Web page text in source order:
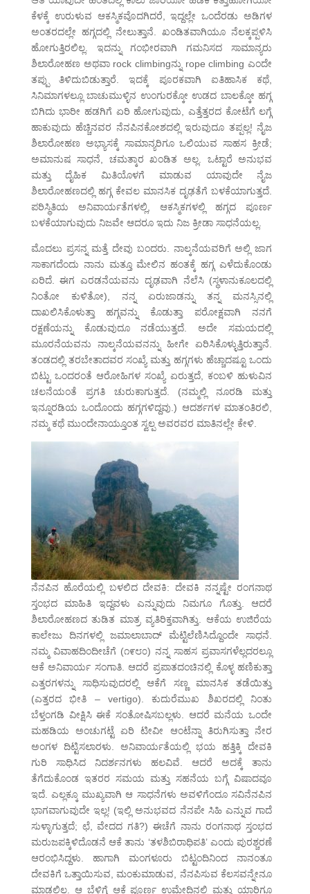
ಕೆಳಕ್ಕೆ ಉರುಳುವ ಆಕಸ್ಮಿಕವೊದಗಿದರೆ, ಇದ್ದಲ್ಲೇ ಒಂದೆರಡು ಅಡಿಗಳ
ಅಂತರದಲ್ಲೇ ಹಗ್ಗದಲ್ಲಿ ನೇಲುತ್ತಾನೆ. ಖಂಡಿತವಾಗಿಯೂ ನೆಲಕ್ಕಪ್ಪಳಿಸಿ
ಹೋಗುತ್ತಿರಲಿಲ್ಲ. ಇದನ್ನು ಗಂಭೀರವಾಗಿ ಗಮನಿಸದ ಸಾಮಾನ್ಯರು
ಶಿಲಾರೋಹಣ ಅಥವಾ rock climbingನ್ನು rope climbing ಎಂದೇ
ತಪ್ಪು ತಿಳಿದುಬಿಡುತ್ತಾರೆ. ಇದಕ್ಕೆ ಪೂರಕವಾಗಿ ಐತಿಹಾಸಿಕ ಕಥೆ,
ಸಿನಿಮಾಗಳಲ್ಲೂ ಬಾಚುಮುಳ್ಳಿನ ಉಂಗುರಕ್ಕೋ ಉಡದ ಬಾಲಕ್ಕೋ ಹಗ್ಗ
ಬಿಗಿದು ಭಾರೀ ಹಡಗಿಗೆ ಏರಿ ಹೋಗುವುದು, ಎತ್ತೆತ್ತರದ ಕೋಟೆಗೆ ಲಗ್ಗೆ
ಹಾಕುವುದು ಹೆಚ್ಚಿನವರ ನೆನಪಿನಕೋಶದಲ್ಲಿ ಇರುವುದೂ ತಪ್ಪಲ್ಲ! ನೈಜ
ಶಿಲಾರೋಹಣ ಅಭ್ಯಾಸಕ್ಕೆ ಸಾಮಾನ್ಯರಿಗೂ ಒಲಿಯುವ ಸಾಹಸ ಕ್ರೀಡೆ;
ಅಮಾನುಷ ಸಾಧನೆ, ಚಮತ್ಕಾರ ಖಂಡಿತ ಅಲ್ಲ. ಒಟ್ಟಾರೆ ಅನುಭವ
ಮತ್ತು ದೈಹಿಕ ಮಿತಿಯೊಳಗೆ ಮಾಡುವ ಯಾವುದೇ ನೈಜ
ಶಿಲಾರೋಹಣದಲ್ಲಿ ಹಗ್ಗ ಕೇವಲ ಮಾನಸಿಕ ದೃಢತೆಗೆ ಬಳಕೆಯಾಗುತ್ತದೆ.
ಪರಿಸ್ಥಿತಿಯ ಅನಿವಾರ್ಯತೆಗಳಲ್ಲಿ, ಆಕಸ್ಮಿಕಗಳಲ್ಲಿ ಹಗ್ಗದ ಪೂರ್ಣ
ಬಳಕೆಯಾಗುವುದು ನಿಜವೇ ಆದರೂ ಇದು ನಿಜ ಕ್ರೀಡಾ ಸಾಧನೆಯಲ್ಲ.
ಮೊದಲು ಪ್ರಸನ್ನ ಮತ್ತೆ ದೇವು ಬಂದರು. ನಾಲ್ಕನೆಯವರಿಗೆ ಅಲ್ಲಿ ಜಾಗ
ಸಾಕಾಗದೆಂದು ನಾನು ಮತ್ತೂ ಮೇಲಿನ ಹಂತಕ್ಕೆ ಹಗ್ಗ ಎಳೆದುಕೊಂಡು
ಏರಿದೆ. ಈಗ ಎರಡನೆಯವನು ದೃಢವಾಗಿ ನೆಲೆಸಿ (ಸ್ಥಳಾನುಕೂಲದಲ್ಲಿ
ನಿಂತೋ ಕುಳಿತೋ), ನನ್ನ ಏರುಜಾಡನ್ನು ತನ್ನ ಮನಸ್ಸಿನಲ್ಲಿ
ದಾಖಲಿಸಿಕೊಳುತ್ತಾ ಹಗ್ಗವನ್ನು ಕೊಡುತ್ತಾ ಪರೋಕ್ಷವಾಗಿ ನನಗೆ
ರಕ್ಷಣೆಯನ್ನು ಕೊಡುವುದೂ ನಡೆಯುತ್ತದೆ. ಅದೇ ಸಮಯದಲ್ಲಿ
ಮೂರನೆಯವನು ನಾಲ್ಕನೆಯವನನ್ನು ಹೀಗೇ ಏರಿಸಿಕೊಳ್ಳುತ್ತಿರುತ್ತಾನೆ.
ತಂಡದಲ್ಲಿ ತರಬೇತಾದವರ ಸಂಖ್ಯೆ ಮತ್ತು ಹಗ್ಗಗಳು ಹೆಚ್ಚಾದಷ್ಟೂ ಒಂದು
ಬಿಟ್ಟು ಒಂದರಂತೆ ಆರೋಹಿಗಳ ಸಂಖ್ಯೆ ಏರುತ್ತದೆ, ಕಂಬಳಿ ಹುಳುವಿನ
ಚಲನೆಯಂತೆ ಪ್ರಗತಿ ಚುರುಕಾಗುತ್ತದೆ. (ನಮ್ಮಲ್ಲಿ ನೂರಡಿ ಮತ್ತು
ಇನ್ನೂರಡಿಯ ಒಂದೊಂದು ಹಗ್ಗಗಳಿದ್ದವು.) ಆದರ್ಶಗಳ ಮಾತಂತಿರಲಿ,
ನಮ್ಮ ಕಥೆ ಮುಂದೇನಾಯ್ತೂಂತ ಸ್ವಲ್ಪ ಅವರವರ ಮಾತಿನಲ್ಲೇ ಕೇಳಿ.
ನೆನಪಿನ ಹೊರೆಯಲ್ಲಿ ಬಳಲಿದ ದೇವಕಿ: ದೇವಕಿ ನನ್ನಷ್ಟೇ ರಂಗನಾಥ
ಸ್ತಂಭದ ಮಾಹಿತಿ ಇದ್ದವಳು ಎನ್ನುವುದು ನಿಮಗೂ ಗೊತ್ತು. ಆದರೆ
ಶಿಲಾರೋಹಣದ ತುಡಿತ ಮಾತ್ರ ವ್ಯತಿರಿಕ್ತವಾಗಿತ್ತು. ಆಕೆಯ ಉಜಿರೆಯ
ಕಾಲೇಜು ದಿನಗಳಲ್ಲಿ ಜಮಾಲಾಬಾದ್ ಮೆಟ್ಟಿಲೆಣಿಸಿದ್ದೊಂದೇ ಸಾಧನೆ.
ನಮ್ಮ ವಿವಾಹದಿಂದೀಚೆಗೆ (೧೯೮೦) ನನ್ನ ಸಾಹಸ ಪ್ರವಾಸಗಳೆಲ್ಲದರಲ್ಲೂ
ಆಕೆ ಅನಿವಾರ್ಯ ಸಂಗಾತಿ. ಆದರೆ ಪ್ರಪಾತದಂಚಿನಲ್ಲಿ ಕೊಳ್ಳ ಹಣಿಕುತ್ತಾ
ಎತ್ತರಗಳನ್ನು ಸಾಧಿಸುವುದರಲ್ಲಿ ಆಕೆಗೆ ಸಣ್ಣ ಮಾನಸಿಕ ತಡೆಯಿತ್ತು
(ಎತ್ತರದ ಭೀತಿ – vertigo). ಕುದುರೆಮುಖ ಶಿಖರದಲ್ಲಿ ನಿಂತು
ಬೆಳ್ತಂಗಡಿ ವೀಕ್ಷಿಸಿ ಈಕೆ ಸಂತೋಷಿಸಬಲ್ಲಳು. ಆದರೆ ಮನೆಯ ಒಂದೇ
ಮಹಡಿಯ ಅಂಚುಗಟ್ಟೆ ಏರಿ ಟೀವೀ ಆಂಟೆನ್ನಾ ತಿರುಗಿಸುತ್ತಾ ನೇರ
ಅಂಗಳ ದಿಟ್ಟಿಸಲಾರಳು. ಅನಿವಾರ್ಯತೆಯಲ್ಲಿ ಭಯ ಹತ್ತಿಕ್ಕಿ ದೇವಕಿ
ಗುರಿ ಸಾಧಿಸಿದ ನಿದರ್ಶನಗಳು ಹಲವಿವೆ. ಆದರೆ ಅದಕ್ಕೆ ತಾನು
ತೆಗೆದುಕೊಂಡ ಇತರರ ಸಮಯ ಮತ್ತು ಸಹನೆಯ ಬಗ್ಗೆ ವಿಷಾದವೂ
ಇದೆ. ಎಲ್ಲಕ್ಕೂ ಮುಖ್ಯವಾಗಿ ಆ ಸಾಧನೆಗಳು ಅವಳಿಗೆಂದೂ ಸವಿನೆನಪಿನ
ಭಾಗವಾಗುವುದೇ ಇಲ್ಲ! (ಇಲ್ಲಿ ಅನುಭವದ ನೆನಪೇ ಸಿಹಿ ಎನ್ನುವ ಗಾದೆ
ಸುಳ್ಳಾಗುತ್ತದೆ; ಛೆ, ವೇದದ ಗತಿ?) ಈಚೆಗೆ ನಾನು ರಂಗನಾಥ ಸ್ತಂಭದ
ಮರುಜಪಕ್ಕಿಳಿದೊಡನೆ ಆಕೆ ತಾನು ‘ತಳಶಿಬಿರಾಧಿಪತಿ’ ಎಂದು ಪುರಶ್ಚರಣೆ
ಆರಂಭಿಸಿದ್ದಳು. ಹಾಗಾಗಿ ಮಂಗಳೂರು ಬಿಟ್ಟಂದಿನಿಂದ ನಾನಂತೂ
ದೇವಕಿಗೆ ಒತ್ತಾಯಿಸುವ, ಮಂಕುಮಾಡುವ, ನೆನಪಿಸುವ ಕೆಲಸವನ್ನೇನೂ
ಮಾಡಲಿಲ್ಲ. ಆ ಬೆಳಿಗ್ಗೆ ಆಕೆ ಪೂರ್ಣ ಉಮೇದಿನಲ್ಲಿ ಮತ್ತು ಯಾರಿಗೂ